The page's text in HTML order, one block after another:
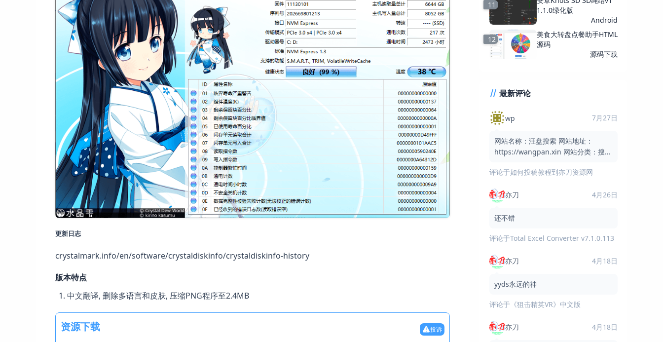
更新日志
crystalmark.info/en/software/crystaldiskinfo/crystaldiskinfo-history
版本特点
中文翻译, 删除多语言和皮肤, 压缩PNG程序至2.4MB
资源下载 投诉
11
1.1.0绿化版
Android
12
美食大转盘点餐助手HTML
源码
源码下载
最新评论
wp 7月27日
网站名称：汪盘搜索 网站地址：
https://wangpan.xin 网站分类：搜索
汪盘搜索是一个免费的网盘资
评论于如何投稿教程到亦刀资源网
亦刀 4月26日
还不错
评论于Total Excel Converter v7.1.0.113
亦刀 4月18日
yyds永远的神
评论于 《狙击精英VR》中文版
亦刀 4月18日